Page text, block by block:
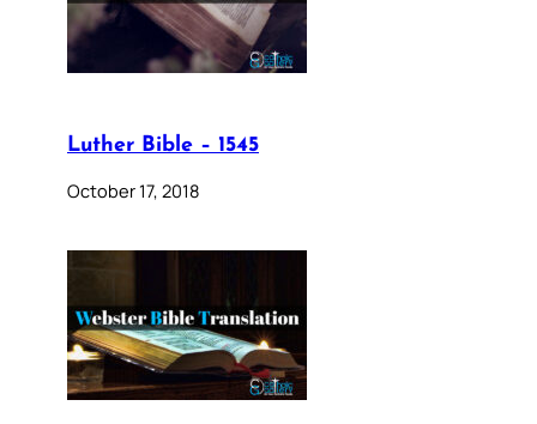
Luther Bible – 1545
October 17, 2018